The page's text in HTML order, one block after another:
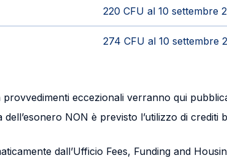
220 CFU al 10 settembre
274 CFU al 10 settembre
eccezionali verranno qui
NON è previsto l’utilizzo di crediti
dall’Ufficio Fees, Funding and